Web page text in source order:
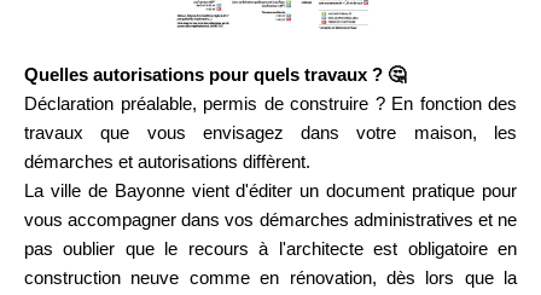
Quelles autorisations pour quels travaux ? 🤔
Déclaration préalable, permis de construire ? En fonction des
travaux que vous envisagez dans votre maison, les
démarches et autorisations diffèrent.
La ville de Bayonne vient d'éditer un document pratique pour
vous accompagner dans vos démarches administratives et ne
pas oublier que le recours à l'architecte est obligatoire en
construction neuve comme en rénovation, dès lors que la